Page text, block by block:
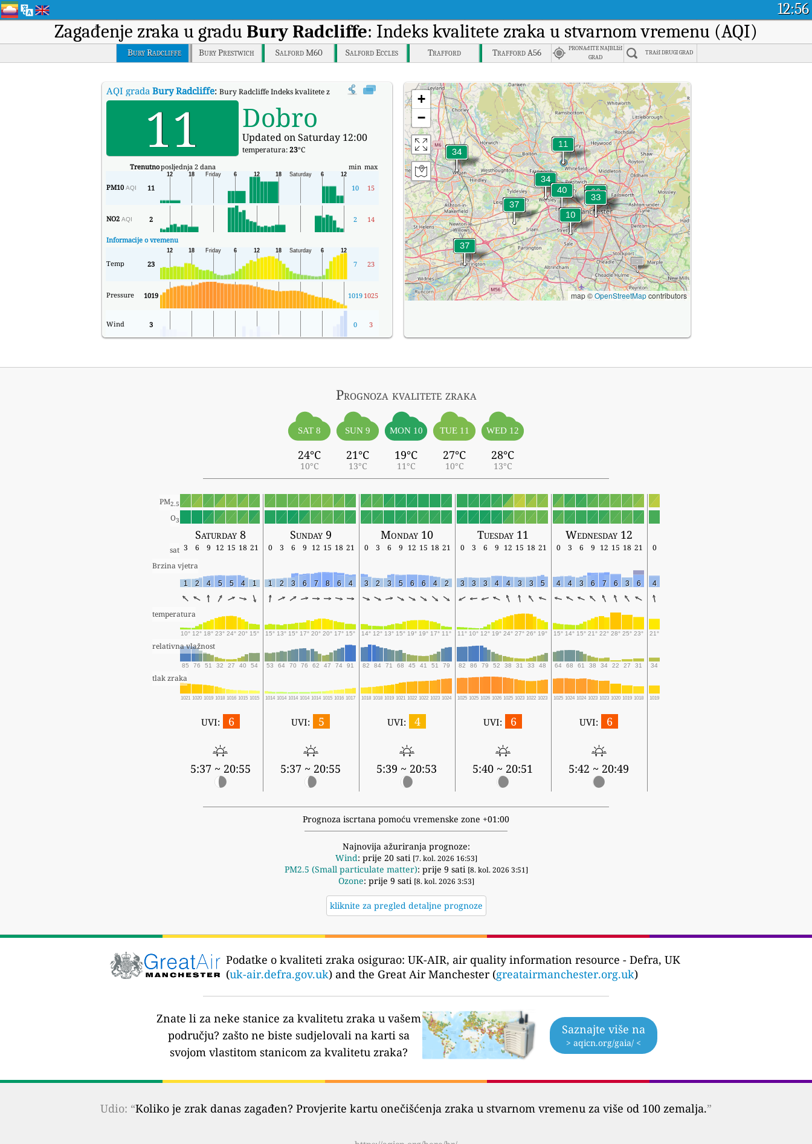
12:56
Zagađenje zraka u gradu Bury Radcliffe: Indeks kvalitete zraka u stvarnom vremenu (AQI)
Bury Radcliffe Bury Prestwich Salford M60 Salford Eccles Trafford Trafford A56
PRONAđITE NAJBLIžI
GRAD
TRAžI DRUGI GRAD
AQI grada Bury Radcliffe: Bury Radcliffe Indeks kvalitete zraka (AQI) u stvarnom vremenu.
11 Dobro
Updated on Saturday 12:00
temperatura:23°C
Trenutnoposljednja 2 dana min max
PM10 AQI 11 10 15
NO2 AQI 2 2 14
Informacije o vremenu
Temp 23 7 23
Pressure 1019 1019 1025
Wind 3 0 3
+
−
map ©OpenStreetMapcontributors
Prognoza kvalitete zraka
SAT 8
24°C
10°C
SUN 9
21°C
13°C
MON 10
19°C
11°C
TUE 11
27°C
10°C
WED 12
28°C
13°C
PM2.5
O3
Saturday 8 Sunday 9 Monday 10 Tuesday 11 Wednesday 12
sat 3 6 9 12 15 18 21 0 3 6 9 12 15 18 21 0 3 6 9 12 15 18 21 0 3 6 9 12 15 18 21 0 3 6 9 12 15 18 21
0
Brzina vjetra
1 2 4 5 5 4 1 1 2 3 6 7 8 6 4 3 2 3 5 6 6 4 2 3 3 3 4 4 3 3 5 4 4 3 6 7 6 3 6 4
temperatura
10° 12° 18° 23° 24° 20° 15° 15° 13° 15° 17° 20° 20° 17° 15° 14° 12° 13° 15° 19° 19° 17° 11° 11° 10° 12° 19° 24° 27° 26° 19° 15° 14° 15° 21° 22° 28° 25° 23° 21°
relativna vlažnost
85 76 51 32 27 40 54 53 64 70 76 62 47 74 91 82 84 71 68 45 41 51 79 82 86 79 52 38 31 33 48 64 68 61 38 34 22 27 31 34
tlak zraka
1021 1020 1019 1018 1016 1015 1015 1014 1014 1014 1014 1014 1015 1016 1017 1018 1018 1019 1021 1022 1022 1023 1024 1025 1025 1026 1026 1025 1023 1022 1023 1025 1024 1024 1023 1023 1020 1019 1018 1019
UVI: 6
5:37 ~ 20:55
UVI: 5
5:37 ~ 20:55
UVI: 4
5:39 ~ 20:53
UVI: 6
5:40 ~ 20:51
UVI: 6
5:42 ~ 20:49
Prognoza iscrtana pomoću vremenske zone +01:00
Najnovija ažuriranja prognoze:
Wind: prije 20 sati [7. kol. 2026 16:53]
PM2.5 (Small particulate matter): prije 9 sati [8. kol. 2026 3:51]
Ozone: prije 9 sati [8. kol. 2026 3:53]
kliknite za pregled detaljne prognoze
Podatke o kvaliteti zraka osigurao: UK-AIR, air quality information resource - Defra, UK
(uk-air.defra.gov.uk) and the Great Air Manchester (greatairmanchester.org.uk)
Znate li za neke stanice za kvalitetu zraka u vašem
području? zašto ne biste sudjelovali na karti sa
svojom vlastitom stanicom za kvalitetu zraka?
Saznajte više na
> aqicn.org/gaia/ <
Udio: “Koliko je zrak danas zagađen? Provjerite kartu onečišćenja zraka u stvarnom vremenu za više od 100 zemalja.”